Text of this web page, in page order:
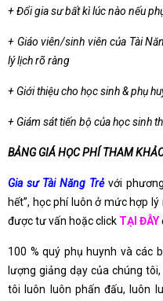
+ Đổi gia sư bất kì lúc nào nếu
+ Giáo viên/sinh viên của Tài
lý lịch rõ ràng
+ Giới thiệu cho học sinh & phụ
+ Giám sát tiến bộ của học sinh
BẢNG GIÁ HỌC PHÍ THAM
Gia sư Tài Năng Trẻvới
hết”, học phí luôn ở mức hợp
được tư vấn hoặc click TẠI ĐÂY
100 % quý phụ huynh và các
lượng giảng dạy của chúng tôi,
tôi luôn luôn phấn đấu, luôn